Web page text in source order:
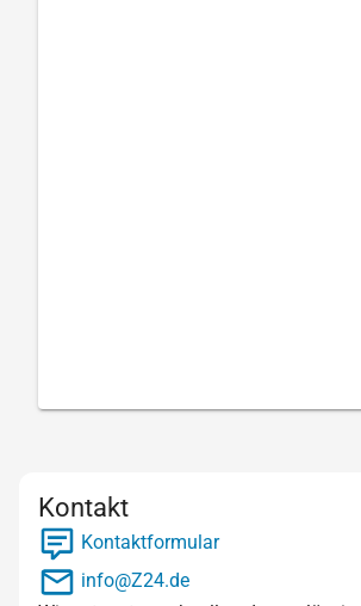
Kontakt
Kontaktformular
info@Z24.de